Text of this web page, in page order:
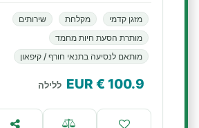
מזגן קדמי מקלחת
שירותים
מותרת הסעת חיות מחמד
מותאם לנסיעה בתנאי חורף / קיפאון
100.9
€ EUR ללילה